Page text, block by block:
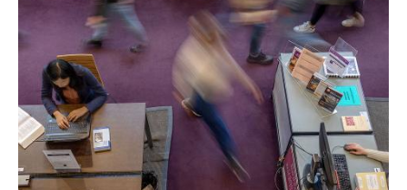
Centre documentaire du CAPHÉS
Bibliothèque de l'Institut des textes et manuscrits modernes
Bibliothèque de mathématiques et informatique
Bibliothèque des Sciences expérimentales
Bibliothèque de l'agrégation physique et chimie